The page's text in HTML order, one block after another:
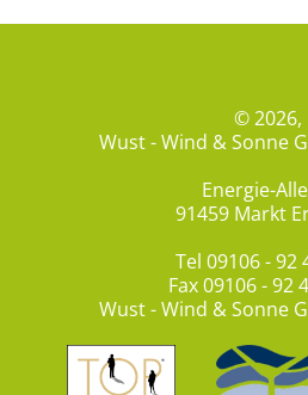
© 2026,
Wust - Wind & Sonne
Energie-
91459 Markt
Tel 09106 - 92
Fax 09106 - 92
Wust - Wind & Sonne